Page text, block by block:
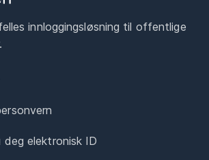
innloggingsløsning til offentlige
deg elektronisk ID